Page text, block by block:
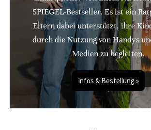
SPIEGEL-Bestseller. Es ist ein
Eltern dabei unterstützt, ihre
durch die Nutzung von Handys
Medien zu begleiten.
Infos & Bestellung »